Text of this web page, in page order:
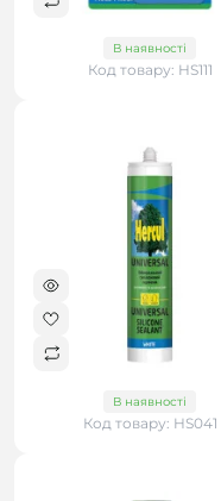
В наявності
Код товару: HS111
В наявності
Код товару: HS041